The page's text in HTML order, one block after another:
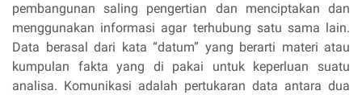
pembangunan saling pengertian dan menciptakan dan
menggunakan informasi agar terhubung satu sama lain.
Data berasal dari kata “datum” yang berarti materi atau
kumpulan fakta yang di pakai untuk keperluan suatu
analisa. Komunikasi adalah pertukaran data antara dua